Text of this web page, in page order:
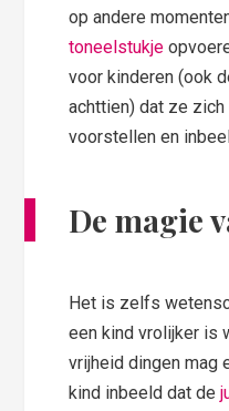
op andere
toneelstukje
voor kinderen (ook
achttien) dat ze
voorstellen en
De magie
Het is zelfs
een kind vrolijker is
vrijheid dingen mag
kind inbeeld dat de